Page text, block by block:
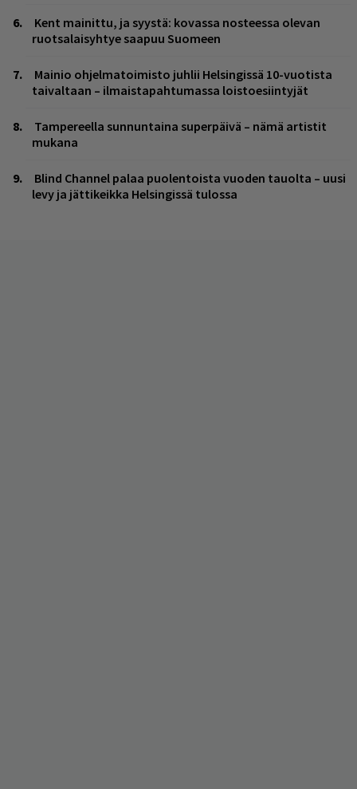
Kent mainittu, ja syystä: kovassa nosteessa olevan
ruotsalaisyhtye saapuu Suomeen
Mainio ohjelmatoimisto juhlii Helsingissä 10-vuotista
taivaltaan – ilmaistapahtumassa loistoesiintyjät
Tampereella sunnuntaina superpäivä – nämä artistit
mukana
Blind Channel palaa puolentoista vuoden tauolta – uusi
levy ja jättikeikka Helsingissä tulossa